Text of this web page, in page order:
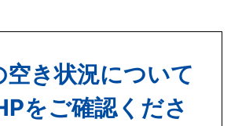
空き状況について
をご確認くださ